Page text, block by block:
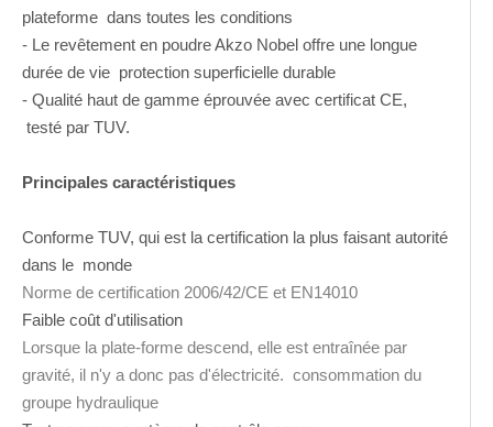
plateforme dans toutes les conditions
- Le revêtement en poudre Akzo Nobel offre une longue
durée de vie protection superficielle durable
- Qualité haut de gamme éprouvée avec certificat CE,
testé par TUV.
Principales caractéristiques
Conforme TUV, qui est la certification la plus faisant autorité
dans le monde
Norme de certification 2006/42/CE et EN14010
Faible coût d'utilisation
Lorsque la plate-forme descend, elle est entraînée par
gravité, il n'y a donc pas d'électricité. consommation du
groupe hydraulique